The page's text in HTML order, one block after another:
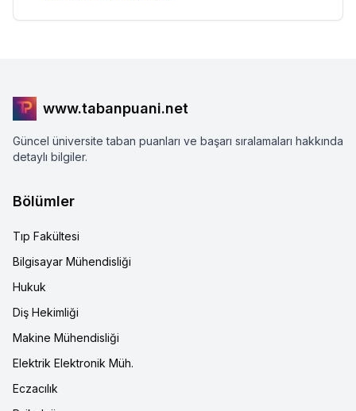
www.tabanpuani.net
Güncel üniversite taban puanları ve başarı sıralamaları hakkında
detaylı bilgiler.
Bölümler
Tıp Fakültesi
Bilgisayar Mühendisliği
Hukuk
Diş Hekimliği
Makine Mühendisliği
Elektrik Elektronik Müh.
Eczacılık